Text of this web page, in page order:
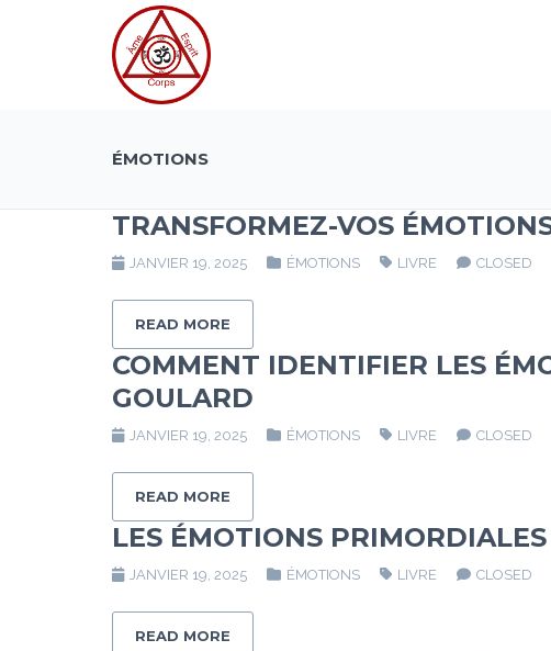
ÉMOTIONS
TRANSFORMEZ-VOS
JANVIER 19, 2025 ÉMOTIONS LIVRE CLOSED
READ MORE
COMMENT IDENTIFIER LES
GOULARD
JANVIER 19, 2025 ÉMOTIONS LIVRE CLOSED
READ MORE
LES ÉMOTIONS
JANVIER 19, 2025 ÉMOTIONS LIVRE CLOSED
READ MORE